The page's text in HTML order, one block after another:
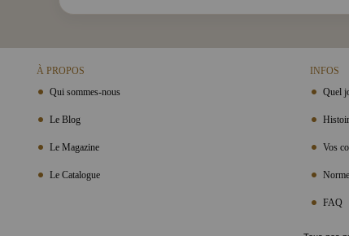
À PROPOS
Qui sommes-nous
Le Blog
Le Magazine
Le Catalogue
INFOS
Quel
Vos
FAQ